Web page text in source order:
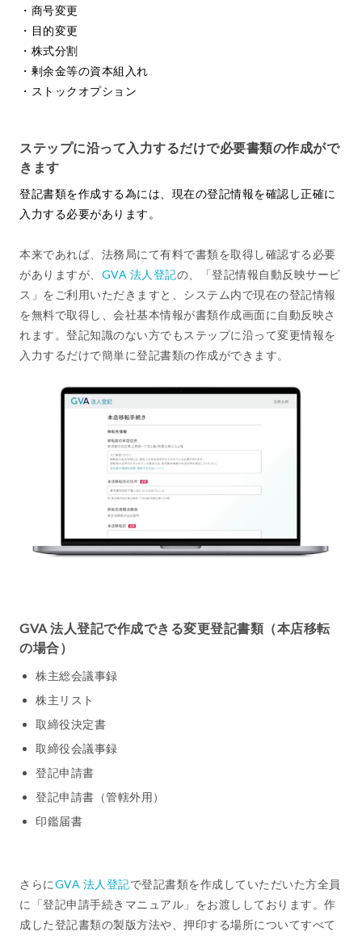
・商号変更
・目的変更
・株式分割
・剰余金等の資本組入れ
・ストックオプション
ステップに沿って入力するだけで必要書類の作成がで
きます
登記書類を作成する為には、現在の登記情報を確認し正確に
入力する必要があります。
本来であれば、法務局にて有料で書類を取得し確認する必要
がありますが、 GVA 法人登記の、「登記情報自動反映サービ
ス」をご利用いただきますと、システム内で現在の登記情報
を無料で取得し、会社基本情報が書類作成画面に自動反映さ
れます。登記知識のない方でもステップに沿って変更情報を
入力するだけで簡単に登記書類の作成ができます。
GVA 法人登記で作成できる変更登記書類（本店移転
の場合）
株主総会議事録
株主リスト
取締役決定書
取締役会議事録
登記申請書
登記申請書（管轄外用）
印鑑届書
さらにGVA 法人登記で登記書類を作成していただいた方全員
に「登記申請手続きマニュアル」をお渡ししております。作
成した登記書類の製版方法や、押印する場所についてすべて